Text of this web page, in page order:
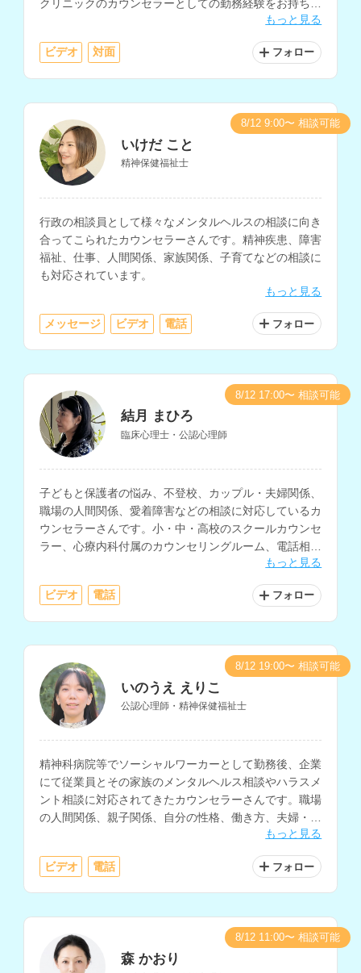
クリニックのカウンセラーとしての勤務経験をお持ちで
もっと見る
ビデオ 対面 フォロー
いけだ こと
精神保健福祉士
行政の相談員として様々なメンタルヘルスの相談に向き
合ってこられたカウンセラーさんです。精神疾患、障害
福祉、仕事、人間関係、家族関係、子育てなどの相談に
も対応されています。
もっと見る
メッセージ ビデオ 電話 フォロー
8/12 9:00〜 相談可能
結月 まひろ
臨床心理士・公認心理師
子どもと保護者の悩み、不登校、カップル・夫婦関係、
職場の人間関係、愛着障害などの相談に対応しているカ
ウンセラーさんです。小・中・高校のスクールカウンセ
ラー、心療内科付属のカウンセリングルーム、電話相
談、総合病院・大学病院の精神科、企業などでの相談経
もっと見る
ビデオ 電話 フォロー
8/12 17:00〜 相談可能
いのうえ えりこ
公認心理師・精神保健福祉士
精神科病院等でソーシャルワーカーとして勤務後、企業
にて従業員とその家族のメンタルヘルス相談やハラスメ
ント相談に対応されてきたカウンセラーさんです。職場
の人間関係、親子関係、自分の性格、働き方、夫婦・パ
ートナー関係などの相談に対応されています。もっと見る
ビデオ 電話 フォロー
8/12 19:00〜 相談可能
森 かおり
8/12 11:00〜 相談可能